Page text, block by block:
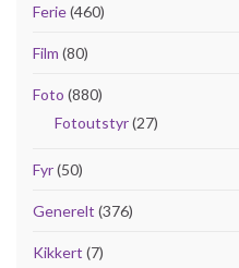
Ferie(460)
Film (80)
Foto (880)
Fotoutstyr(27)
Fyr(50)
Generelt (376)
Kikkert (7)